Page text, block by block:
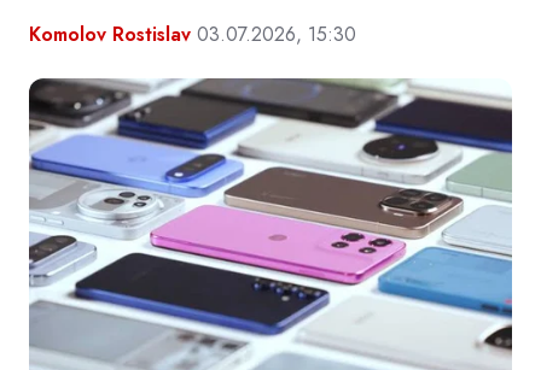
Komolov Rostislav 03.07.2026, 15:30